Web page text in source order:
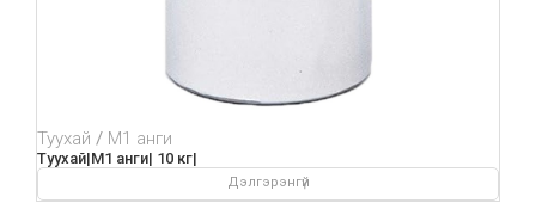
Туухай М1 анги
Туухай|М1 анги| 10 кг|
Дэлгэрэнгүй